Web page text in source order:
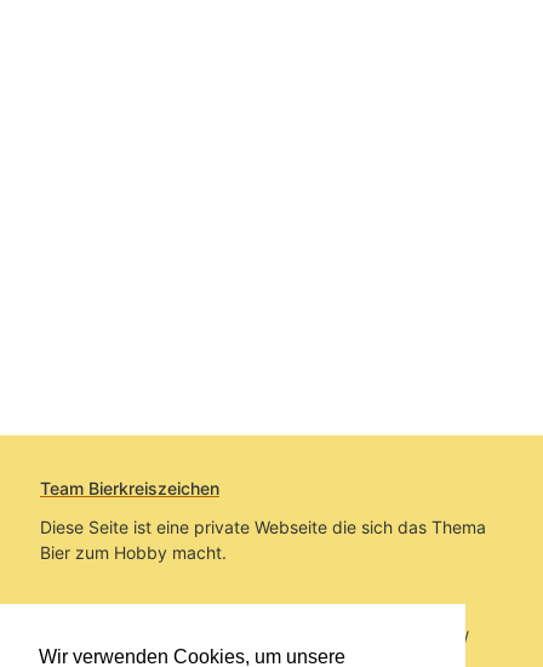
Wir verwenden Cookies, um unsere
Team Bierkreiszeichen
Diese Seite ist eine private Webseite die sich das Thema
Bier zum Hobby macht.
Sie befinden sich auf https://www.bierkreiszeichen.at/